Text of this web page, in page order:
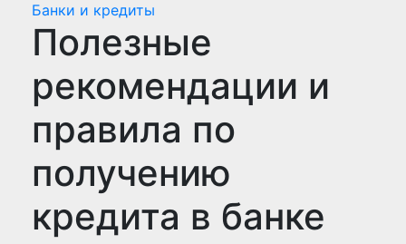
Банки и кредиты
Полезные
рекомендации и
правила по
получению
кредита в банке